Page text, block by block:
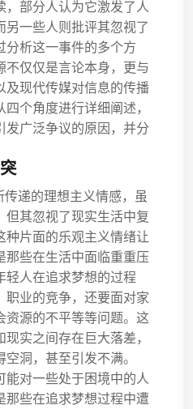
部分人认为它激发了人
一些人则批评其忽视了
分析这一事件的多个方
不仅仅是言论本身，更与
及现代传媒对信息的传播
个角度进行详细阐述，
发广泛争议的原因，并分
递的理想主义情感，虽
但其忽视了现实生活中复
种片面的乐观主义情绪让
那些在生活中面临重重压
轻人在追求梦想的过程
职业的竞争，还要面对家
资源的不平等等问题。这
实之间存在巨大落差，
洞，甚至引发不满。
能对一些处于困境中的人
那些在追求梦想过程中遭